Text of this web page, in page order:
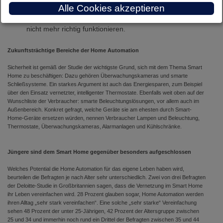
21 Prozent möchten aktuelle Geräte erst ersetzen, wenn sie
nicht mehr richtig funktionieren.
Zukunftsträchtige Bereiche der Home Automation
Sicherheit ist gemäß der Studie der wichtigste Grund, sich mit dem Thema Smart
Home zu beschäftigen: Dazu gehören Überwachungskameras und smarte
Schließsysteme. Ein starkes Argument ist auch das Energiesparen, zum Beispiel
über den Einsatz vernetzter, intelligenter Thermostate. Ebenfalls weit oben auf der
Wunschliste der Verbraucher: smarte Beleuchtungslösungen, vor allem auch im
Außenbereich. Konkret gefragt, welche Geräte sie am ehesten durch Smart-
Home-Geräte ersetzen würden, nennen Verbraucher Lampen und Beleuchtung,
Thermostate, Überwachungskameras, Alarmanlagen und Kühlschränke.
Jüngere sind dem Smart Home gegenüber besonders aufgeschlossen
Welches Potential die Home Automation für das eigene Leben haben wird,
beurteilen die Befragten je nach Alter sehr unterschiedlich. Zwei von drei Befragten
der Deloitte-Studie in Großbritannien sagen, dass die Vernetzung im Smart Home
ihr Leben vereinfachen wird. 28 Prozent glauben sogar, Home Automation werden
ihren Alltag „sehr stark vereinfachen“. Eine solche „sehr starke“ Vereinfachung
sehen 48 Prozent der unter 25-Jährigen, 42 Prozent der Altersgruppe zwischen
25 und 34 und immerhin noch rund ein Drittel der Befragten zwischen 35 und 44
Alle Cookies akzeptieren